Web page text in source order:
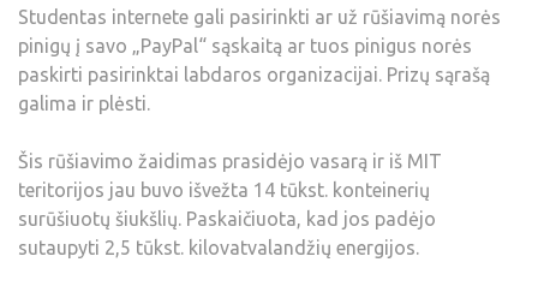
Studentas internete gali pasirinkti ar už rūšiavimą norės
pinigų į savo „PayPal“ sąskaitą ar tuos pinigus norės
paskirti pasirinktai labdaros organizacijai. Prizų sąrašą
galima ir plėsti.
Šis rūšiavimo žaidimas prasidėjo vasarą ir iš MIT
teritorijos jau buvo išvežta 14 tūkst. konteinerių
surūšiuotų šiukšlių. Paskaičiuota, kad jos padėjo
sutaupyti 2,5 tūkst. kilovatvalandžių energijos.